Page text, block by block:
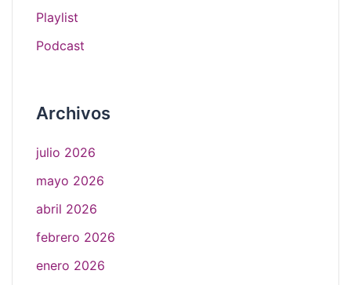
Playlist
Podcast
Archivos
julio 2026
mayo 2026
abril 2026
febrero 2026
enero 2026